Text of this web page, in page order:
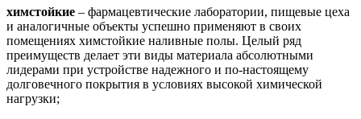
химстойкие – фармацевтические лаборатории, пищевые цеха
и аналогичные объекты успешно применяют в своих
помещениях химстойкие наливные полы. Целый ряд
преимуществ делает эти виды материала абсолютными
лидерами при устройстве надежного и по-настоящему
долговечного покрытия в условиях высокой химической
нагрузки;